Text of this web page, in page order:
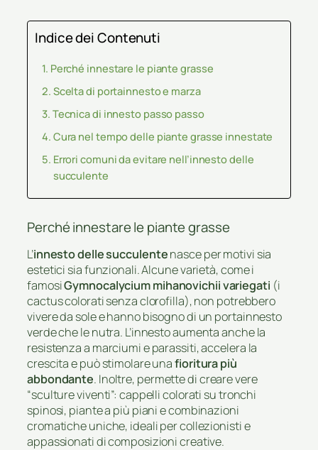
Indice dei Contenuti
Perché innestare le piante grasse
Scelta di portainnesto e marza
Tecnica di innesto passo passo
Cura nel tempo delle piante grasse innestate
Errori comuni da evitare nell’innesto delle
succulente
Perché innestare le piante grasse
L’innesto delle succulentenasce per motivi sia
estetici sia funzionali. Alcune varietà, come i
famosiGymnocalycium mihanovichii variegati (i
cactus colorati senza clorofilla), non potrebbero
vivere da sole e hanno bisogno di un portainnesto
verde che le nutra. L’innesto aumenta anche la
resistenza a marciumi e parassiti, accelera la
crescita e può stimolare unafioritura più
abbondante. Inoltre, permette di creare vere
“sculture viventi”: cappelli colorati su tronchi
spinosi, piante a più piani e combinazioni
cromatiche uniche, ideali per collezionisti e
appassionati di composizioni creative.